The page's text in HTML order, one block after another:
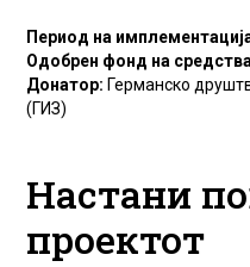
Период на
Одобрен фонд на
Донатор: Германско
(ГИЗ)
Настани
проектот